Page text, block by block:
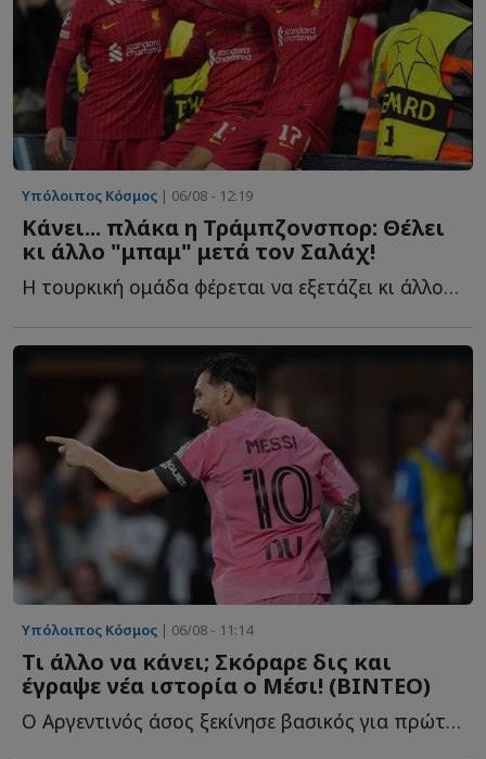
Υπόλοιπος Κόσμος | 06/08 - 12:19
Κάνει... πλάκα η Τράμπζονσπορ: Θέλει
κι άλλο "μπαμ" μετά τον Σαλάχ!
Η τουρκική ομάδα φέρεται να εξετάζει κι άλλον π...
Υπόλοιπος Κόσμος | 06/08 - 11:14
Τι άλλο να κάνει; Σκόραρε δις και
έγραψε νέα ιστορία ο Μέσι! (ΒΙΝΤΕΟ)
Ο Αργεντινός άσος ξεκίνησε βασικός για πρώτη φορά μετά τ...